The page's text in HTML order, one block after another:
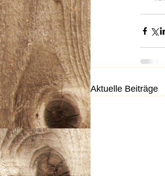
Aktuelle Beiträge